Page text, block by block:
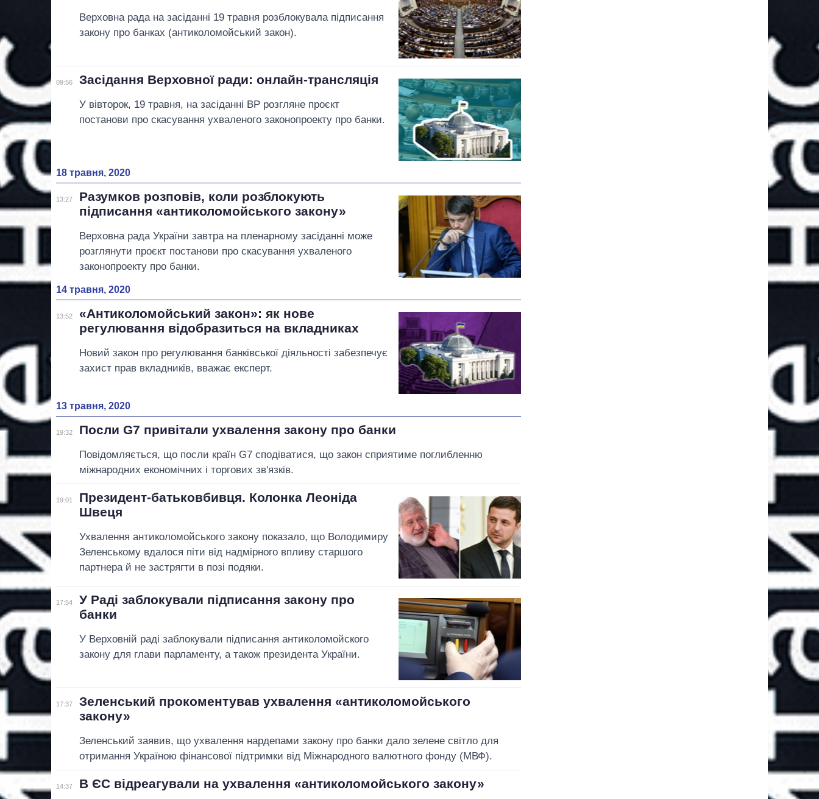
Верховна рада на засіданні 19 травня розблокувала підписання
закону про банках (антиколомойський закон).
09:56 Засідання Верховної ради: онлайн-трансляція
У вівторок, 19 травня, на засіданні ВР розгляне проєкт
постанови про скасування ухваленого законопроекту про банки.
18 травня, 2020
13:27
Разумков розповів, коли розблокують
підписання «антиколомойського закону»
Верховна рада України завтра на пленарному засіданні може
розглянути проєкт постанови про скасування ухваленого
законопроекту про банки.
14 травня, 2020
13:52
«Антиколомойський закон»: як нове
регулювання відобразиться на вкладниках
Новий закон про регулювання банківської діяльності забезпечує
захист прав вкладників, вважає експерт.
13 травня, 2020
19:32 Посли G7 привітали ухвалення закону про банки
Повідомляється, що посли країн G7 сподіватися, що закон сприятиме поглибленню
міжнародних економічних і торгових зв'язків.
19:01
Президент-батьковбивця. Колонка Леоніда
Швеця
Ухвалення антиколомойського закону показало, що Володимиру
Зеленському вдалося піти від надмірного впливу старшого
партнера й не застрягти в позі подяки.
17:54
У Раді заблокували підписання закону про
банки
У Верховній раді заблокували підписання антиколомойского
закону для глави парламенту, а також президента України.
17:37
Зеленський прокоментував ухвалення «антиколомойського
закону»
Зеленський заявив, що ухвалення нардепами закону про банки дало зелене світло для
отримання Україною фінансової підтримки від Міжнародного валютного фонду (МВФ).
14:37 В ЄС відреагували на ухвалення «антиколомойського закону»